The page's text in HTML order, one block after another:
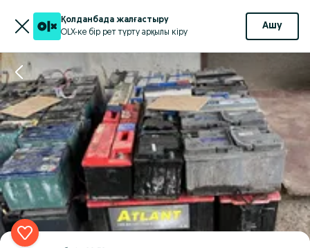
Қолданбада жалғастыру
OLX-ке бір рет түрту арқылы кіру
Ашу